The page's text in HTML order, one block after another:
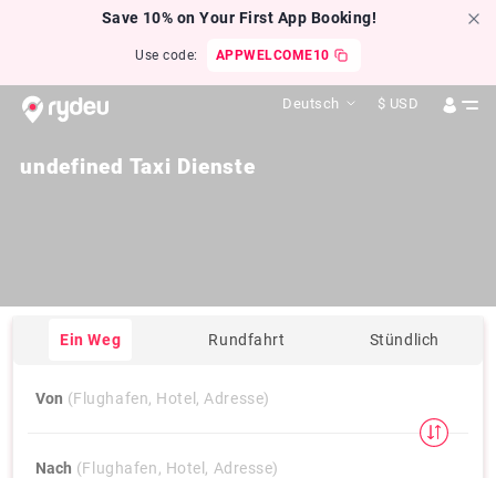
Save 10% on Your First App Booking!
Use code: APPWELCOME10
Deutsch $ USD
undefined Taxi Dienste
Ein Weg Rundfahrt Stündlich
Von (Flughafen, Hotel, Adresse)
Nach (Flughafen, Hotel, Adresse)